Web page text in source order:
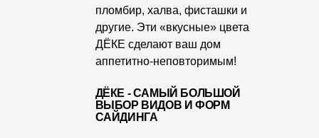
Рекламные материалыпломбир, халва, фисташки и
другие. Эти «вкусные» цвета
ДЁКЕ сделают ваш дом
аппетитно-неповторимым!
ДЁКЕ - САМЫЙ БОЛЬШОЙ
ВЫБОР ВИДОВ И ФОРМ
САЙДИНГА